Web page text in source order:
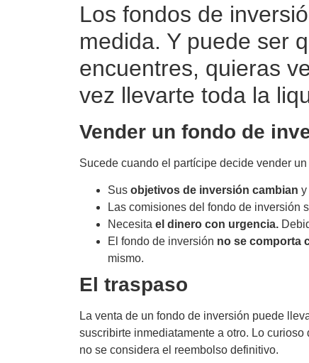
Los fondos de
medida. Y puede ser
encuentres, quieras
vez llevarte toda la
Vender un fondo de
Sucede cuando el partícipe decide vender
Sus objetivos de inversión cambian y
Las comisiones del fondo de inversión
Necesita el dinero con urgencia.
El fondo de inversión no se comporta
mismo.
El traspaso
La venta de un fondo de inversión puede
suscribirte inmediatamente a otro. Lo
no se considera el reembolso definitivo.